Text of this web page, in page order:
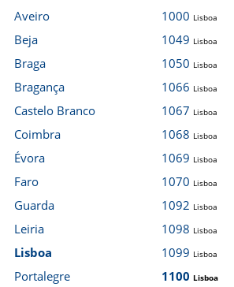
Aveiro
Beja
Braga
Bragança
Castelo Branco
Coimbra
Évora
Faro
Guarda
Leiria
Lisboa
Portalegre
1000 Lisboa
1049 Lisboa
1050 Lisboa
1066 Lisboa
1067 Lisboa
1068 Lisboa
1069 Lisboa
1070 Lisboa
1092 Lisboa
1098 Lisboa
1099 Lisboa
1100 Lisboa